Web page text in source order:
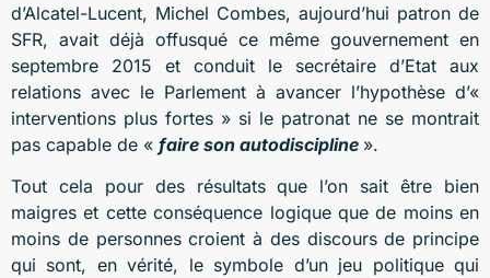
d’Alcatel-Lucent, Michel Combes, aujourd’hui patron de
SFR, avait déjà offusqué ce même gouvernement en
septembre 2015 et conduit le secrétaire d’Etat aux
relations avec le Parlement à avancer l’hypothèse d’«
interventions plus fortes » si le patronat ne se montrait
pas capable de « faire son autodiscipline ».
Tout cela pour des résultats que l’on sait être bien
maigres et cette conséquence logique que de moins en
moins de personnes croient à des discours de principe
qui sont, en vérité, le symbole d’un jeu politique qui